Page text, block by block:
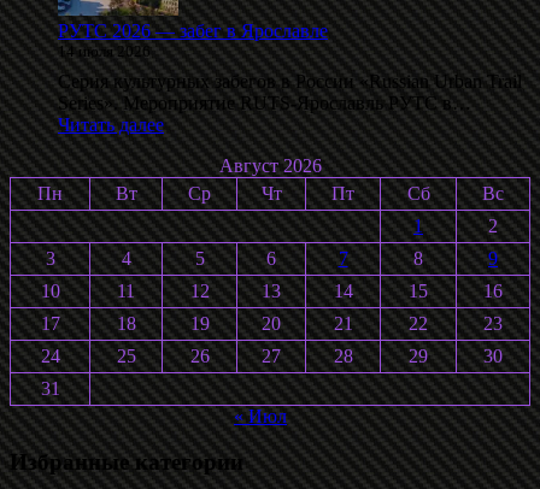
2026»
РУТС 2026 — забег в Ярославле
14 июля 2026
Серия культурных забегов в России «Russian Urban Trail
Series». Мероприятие RUTS-Ярославль РУТС в…
Читать далее:
РУТС
2026
—
забег
в
Ярославле
Август 2026
Пн
Вт Ср Чт Пт Сб
Вс
1
2
3
4 5 6 7 8
9
10
11 12 13 14 15
16
17
18 19 20 21 22
23
24
25 26 27 28 29
30
31
« Июл
Избранные категории